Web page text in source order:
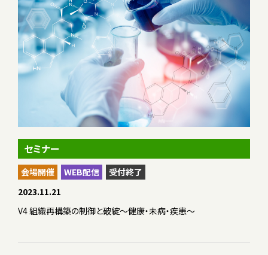
セミナー
会場開催 WEB配信
受付終了
2023.11.21
V4 組織再構築の制御と破綻〜健康・未病・疾患〜